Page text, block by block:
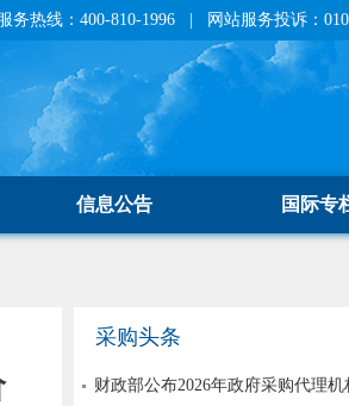
务热线：400-810-1996 | 网站服务投诉：
信息公告 国际专
采购头条
财政部公布2026年政府采购代理机